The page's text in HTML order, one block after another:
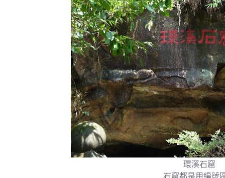
環溪石窟
石窟都是用編號